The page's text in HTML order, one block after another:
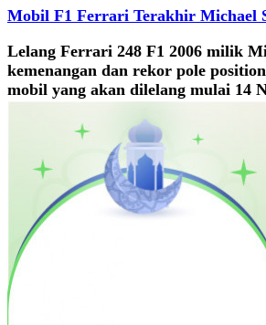
Mobil F1 Ferrari Terakhir Michael
Lelang Ferrari 248 F1 2006 milik
kemenangan dan rekor pole
mobil yang akan dilelang mulai 14